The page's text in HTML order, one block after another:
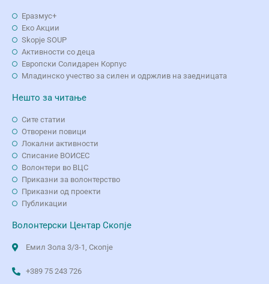
Еразмус+
Еко Aкции
Skopje SOUP
Активности со деца
Европски Солидарен Корпус
Младинско учество за силен и одржлив на заедницата
Нешто за читање
Сите статии
Отворени повици
Локални активности
Списание ВОИСЕС
Волонтери во ВЦС
Приказни за волонтерство
Приказни од проекти
Публикации
Волонтерски Центар Скопје
Емил Зола 3/3-1, Скопје
+389 75 243 726